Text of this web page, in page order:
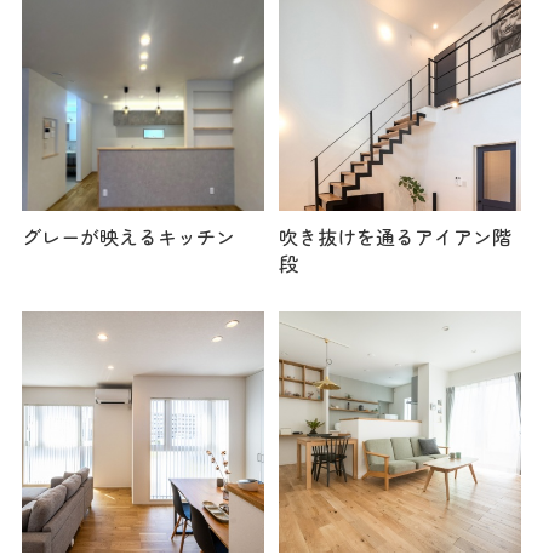
グレーが映えるキッチン
吹き抜けを通るアイアン階
段